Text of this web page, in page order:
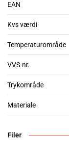
EAN
Kvs værdi
Temperaturområde
VVS-nr.
Trykområde
Materiale
Filer